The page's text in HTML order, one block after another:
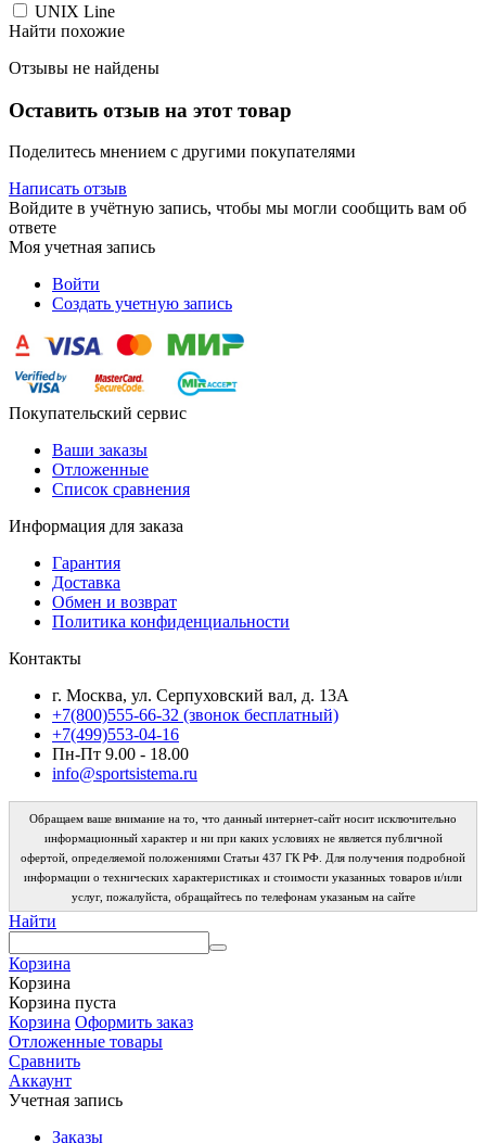
UNIX Line
Найти похожие
Отзывы не найдены
Оставить отзыв на этот товар
Поделитесь мнением с другими покупателями
Написать отзыв
Войдите в учётную запись, чтобы мы могли сообщить вам об
ответе
Моя учетная запись
Войти
Создать учетную запись
Покупательский сервис
Ваши заказы
Отложенные
Список сравнения
Информация для заказа
Гарантия
Доставка
Обмен и возврат
Политика конфиденциальности
Контакты
г. Москва, ул. Серпуховский вал, д. 13А
+7(800)555-66-32 (звонок бесплатный)
+7(499)553-04-16
Пн-Пт 9.00 - 18.00
info@sportsistema.ru
Обращаем ваше внимание на то, что данный интернет-сайт носит исключительно
информационный характер и ни при каких условиях не является публичной
офертой, определяемой положениями Статьи 437 ГК РФ. Для получения подробной
информации о технических характеристиках и стоимости указанных товаров и/или
услуг, пожалуйста, обращайтесь по телефонам указаным на сайте
Найти
Корзина
Корзина
Корзина пуста
Корзина Оформить заказ
Отложенные товары
Сравнить
Аккаунт
Учетная запись
Заказы